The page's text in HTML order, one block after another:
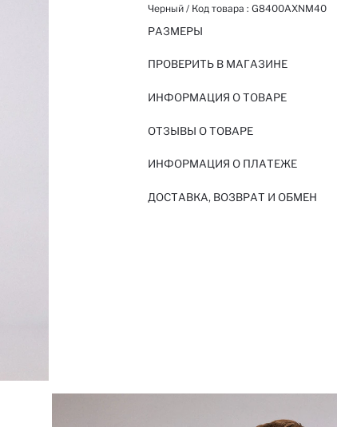
Черный / Код товара : G8400AXNM40
РАЗМЕРЫ
ПРОВЕРИТЬ В МАГАЗИНЕ
ИНФОРМАЦИЯ О ТОВАРЕ
ОТЗЫВЫ О ТОВАРЕ
ИНФОРМАЦИЯ О ПЛАТЕЖЕ
ДОСТАВКА, ВОЗВРАТ И ОБМЕН